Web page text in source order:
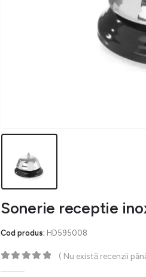
Sonerie receptie
Cod produs: HD595008
( Nu există recenzii